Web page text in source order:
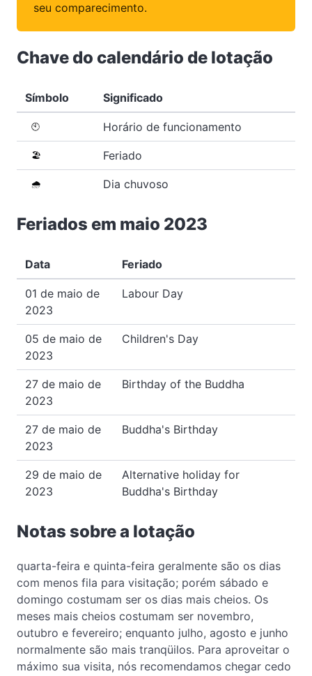
seu comparecimento.
Chave do calendário de lotação
Símbolo Significado
🕙 Horário de funcionamento
🏖️ Feriado
🌧️ Dia chuvoso
Feriados em maio 2023
Data Feriado
01 de maio de
2023
Labour Day
05 de maio de
2023
Children's Day
27 de maio de
2023
Birthday of the Buddha
27 de maio de
2023
Buddha's Birthday
29 de maio de
2023
Alternative holiday for
Buddha's Birthday
Notas sobre a lotação
quarta-feira e quinta-feira geralmente são os dias
com menos fila para visitação; porém sábado e
domingo costumam ser os dias mais cheios. Os
meses mais cheios costumam ser novembro,
outubro e fevereiro; enquanto julho, agosto e junho
normalmente são mais tranqüilos. Para aproveitar o
máximo sua visita, nós recomendamos chegar cedo